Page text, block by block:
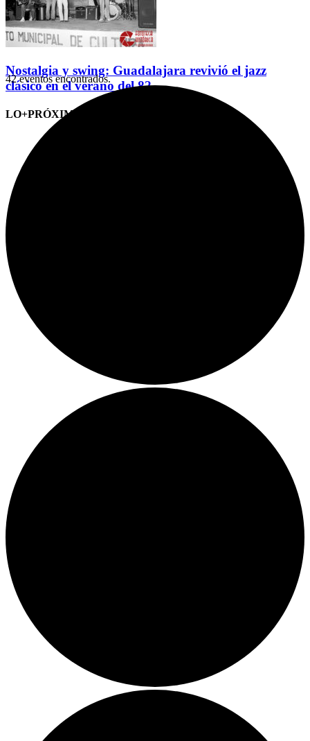
Nostalgia y swing: Guadalajara revivió el jazz
clásico en el verano del 82
LO+PRÓXIMO (CITAS)
42 eventos encontrados.